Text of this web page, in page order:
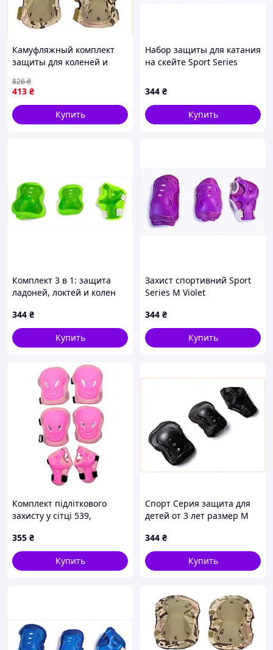
Камуфляжный комплект
защиты для коленей и
налокотники для
активного отдыха
413 ₴
826₴
Купить
Набор защиты для катания
на скейте Sport Series
344 ₴
Купить
Комплект 3 в 1: защита
ладоней, локтей и колен
344 ₴
Купить
Захист спортивний Sport
Series M Violet
344 ₴
Купить
Комплект підліткового
захисту у сітці 539,
355 ₴
Купить
Спорт Серия защита для
детей от 3 лет размер М
344 ₴
Купить